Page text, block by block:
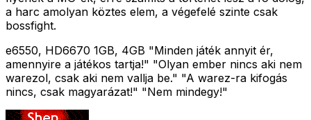
a harc amolyan köztes elem, a végefelé szinte csak
bossfight.
e6550, HD6670 1GB, 4GB "Minden játék annyit ér,
amennyire a játékos tartja!" "Olyan ember nincs aki nem
warezol, csak aki nem vallja be." "A warez-ra kifogás
nincs, csak magyarázat!" "Nem mindegy!"